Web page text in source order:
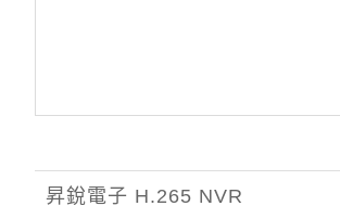
昇銳電子 H.265 NVR